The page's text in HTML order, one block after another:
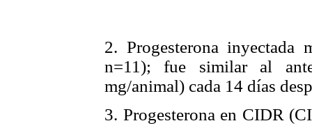
2. Progesterona inyectada
n=11); fue similar al
mg/animal) cada 14 días
3. Progesterona en CIDR